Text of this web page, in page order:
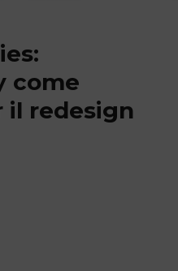
come
il redesign